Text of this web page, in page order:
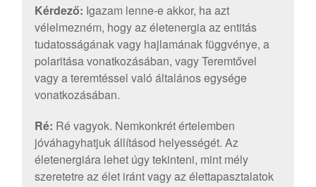
Kérdező: Igazam lenne-e akkor, ha azt
vélelmezném, hogy az életenergia az entitás
tudatosságának vagy hajlamának függvénye, a
polaritása vonatkozásában, vagy Teremtővel
vagy a teremtéssel való általános egysége
vonatkozásában.
Ré: Ré vagyok. Nemkonkrét értelemben
jóváhagyhatjuk állításod helyességét. Az
életenergiára lehet úgy tekinteni, mint mély
szeretetre az élet iránt vagy az élettapasztalatok